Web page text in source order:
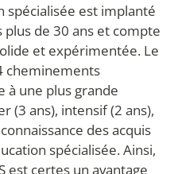
spécialisée est implanté
plus de 30 ans et compte
et expérimentée. Le
cheminements
à une plus grande
(3 ans), intensif (2 ans),
des acquis
spécialisée. Ainsi,
est certes un avantage